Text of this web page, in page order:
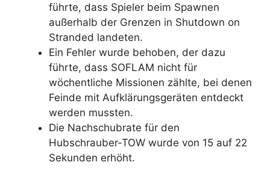
führte, dass Spieler beim Spawnen
außerhalb der Grenzen in Shutdown on
Stranded landeten.
Ein Fehler wurde behoben, der dazu
führte, dass SOFLAM nicht für
wöchentliche Missionen zählte, bei denen
Feinde mit Aufklärungsgeräten entdeckt
werden mussten.
Die Nachschubrate für den
Hubschrauber-TOW wurde von 15 auf 22
Sekunden erhöht.